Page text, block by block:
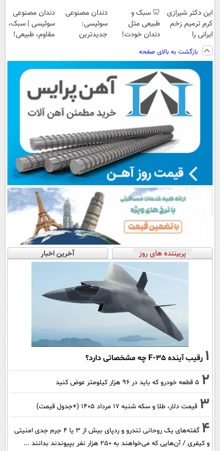
این دکتر شیرازی
کرم ترمیم زخم
ایرانی را
ساخت!!!
🦷 سبک و
طبیعی مثل
دندان خودت!
پرداخت اقساطی
💳 📍 تهران
دندان مصنوعی
سوئیسی:
جدیدترین
پرداخت قسطی
دندان مصنوعی
سوئیسی | سبک،
مقاوم، طبیعی!
اقساطی😍
بازگشت به بالای صفحه
پربیننده های روز آخرین اخبار
1 رقیب آینده F-35 چه مشخصاتی دارد؟
2 ۵ قطعه خودرو که باید در ۹۶ هزار کیلومتر عوض کنید
3 قیمت دلار، طلا و سکه شنبه ۱۷ مرداد ۱۴۰۵ (+جدول قیمت)
4
گفته‌های یک روحانی تندرو و ردپای بیش از ۳ یا ۴ جرم جدی امنیتی
و کیفری / آن‌هایی که می‌خواهند به ۲۵۰ هزار نفر بپیوندند بدانند ...